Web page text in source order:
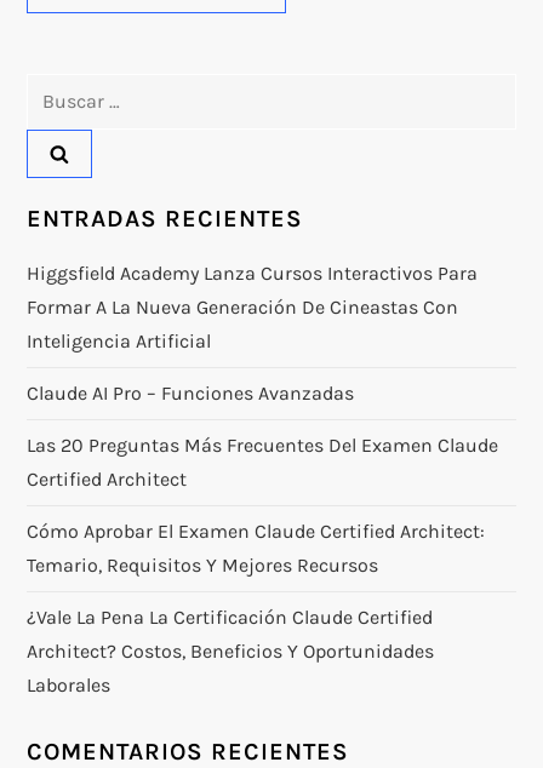
ENTRADAS RECIENTES
Higgsfield Academy Lanza Cursos Interactivos Para
Formar A La Nueva Generación De Cineastas Con
Inteligencia Artificial
Claude AI Pro – Funciones Avanzadas
Las 20 Preguntas Más Frecuentes Del Examen Claude
Certified Architect
Cómo Aprobar El Examen Claude Certified Architect:
Temario, Requisitos Y Mejores Recursos
¿Vale La Pena La Certificación Claude Certified
Architect? Costos, Beneficios Y Oportunidades
Laborales
COMENTARIOS RECIENTES